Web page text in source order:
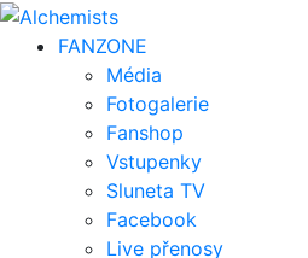
FANZONE
Média
Fotogalerie
Fanshop
Vstupenky
Sluneta TV
Facebook
Live přenosy